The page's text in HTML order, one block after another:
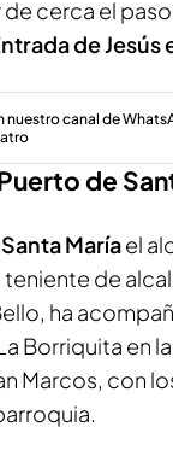
cerca el
de Jesús
nuestro canal de
de
Maríael
de
ha
Borriquita en
Marcos, con